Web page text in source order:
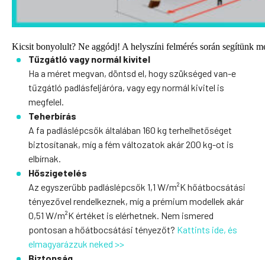
Kicsit bonyolult? Ne aggódj! A helyszíni felmérés során segítünk
Tűzgátló vagy normál kivitel
Ha a méret megvan, döntsd el, hogy szükséged van-e
tűzgátló padlásfeljáróra, vagy egy normál kivitel is
megfelel.
Teherbírás
A fa padláslépcsők általában 160 kg terhelhetőséget
biztosítanak, míg a fém változatok akár 200 kg-ot is
elbírnak.
Hőszigetelés
Az egyszerűbb padláslépcsők 1,1 W/m²K hőátbocsátási
tényezővel rendelkeznek, míg a prémium modellek akár
0,51 W/m²K értéket is elérhetnek. Nem ismered
pontosan a hőátbocsátási tényezőt? Kattints ide, és
elmagyarázzuk neked >>